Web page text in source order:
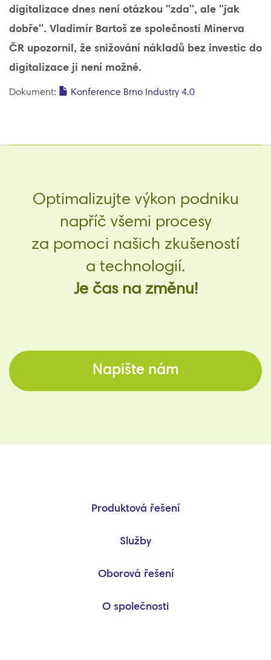
digitalizace dnes není otázkou "zda", ale "jak
dobře". Vladimír Bartoš ze společnosti Minerva
ČR upozornil, že snižování nákladů bez investic do
digitalizace ji není možné.
Dokument: Konference Brno Industry 4.0
Optimalizujte výkon podniku
napříč všemi procesy
za pomoci našich zkušeností
a technologií.
Je čas na změnu!
Napište nám
Produktová řešení
Služby
Oborová řešení
O společnosti